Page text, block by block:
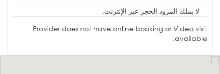
لا يملك المزود الحجز عبر الإنترنت.
Provider does not have online booking or Video visit
available.